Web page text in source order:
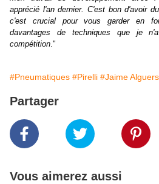
apprécié l'an dernier. C'est bon d'avoir
c'est crucial pour vous garder en
davantages de techniques que je
compétition."
#Pneumatiques #Pirelli #Jaime
Partager
Vous aimerez aussi